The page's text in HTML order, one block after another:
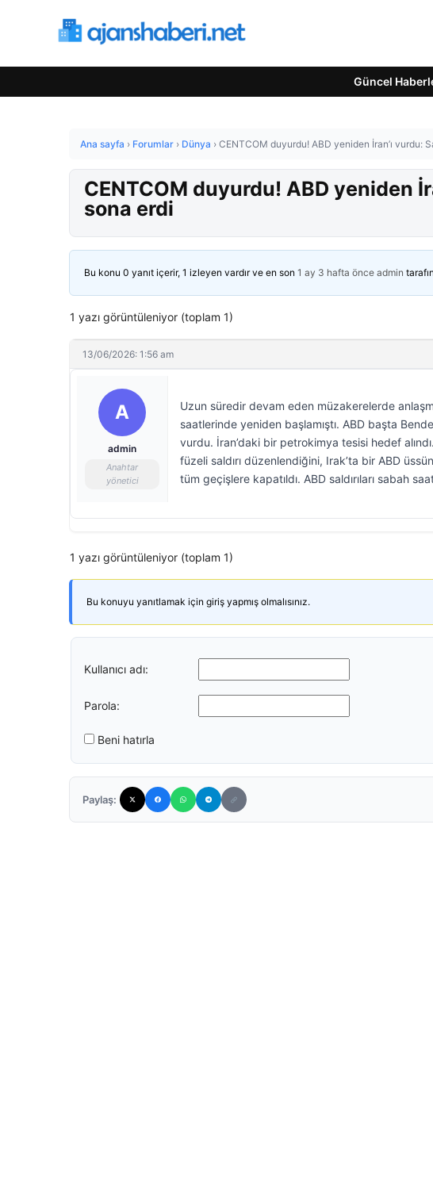
Güncel
Ana sayfa › Forumlar › Dünya › CENTCOM duyurdu! ABD yeniden İran’ı vurdu:
CENTCOM duyurdu! ABD yeniden
sona erdi
Bu konu 0 yanıt içerir, 1 izleyen vardır ve en son 1 ay 3 hafta önce admin
1 yazı görüntüleniyor (toplam 1)
13/06/2026: 1:56 am
A
admin
Anahtar
yönetici
Uzun süredir devam eden müzakerelerde
saatlerinde yeniden başlamıştı. ABD başta
vurdu. İran’daki bir petrokimya tesisi hedef
füzeli saldırı düzenlendiğini, Irak’ta bir ABD
tüm geçişlere kapatıldı. ABD saldırıları sabah
1 yazı görüntüleniyor (toplam 1)
Bu konuyu yanıtlamak için giriş yapmış olmalısınız.
Kullanıcı adı:
Parola:
Beni hatırla
Paylaş: